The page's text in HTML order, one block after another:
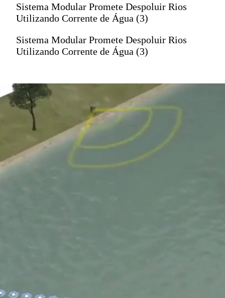
Sistema Modular Promete Despoluir Rios
Utilizando Corrente de Água (3)
Sistema Modular Promete Despoluir Rios
Utilizando Corrente de Água (3)